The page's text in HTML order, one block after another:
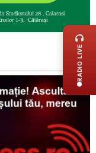
RADIO LIVE